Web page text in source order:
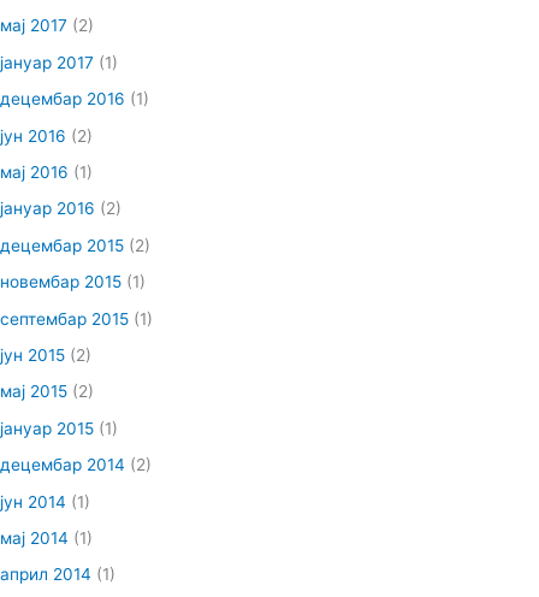
мај 2017 (2)
јануар 2017 (1)
децембар 2016 (1)
јун 2016 (2)
мај 2016 (1)
јануар 2016 (2)
децембар 2015 (2)
новембар 2015 (1)
септембар 2015 (1)
јун 2015 (2)
мај 2015 (2)
јануар 2015 (1)
децембар 2014 (2)
јун 2014 (1)
мај 2014 (1)
април 2014 (1)